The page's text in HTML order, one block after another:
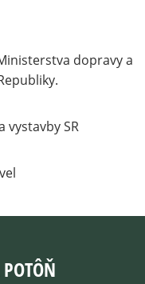
dopravy a